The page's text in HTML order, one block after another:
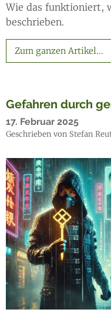
Wie das funktioniert,
beschrieben.
Zum ganzen Artikel...
Gefahren durch
17. Februar 2025
Geschrieben von Stefan